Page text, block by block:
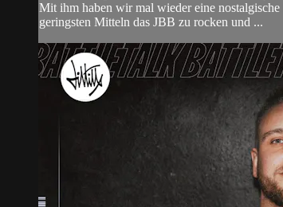
Mit ihm haben wir mal wieder eine
geringsten Mitteln das JBB zu rocken und ...